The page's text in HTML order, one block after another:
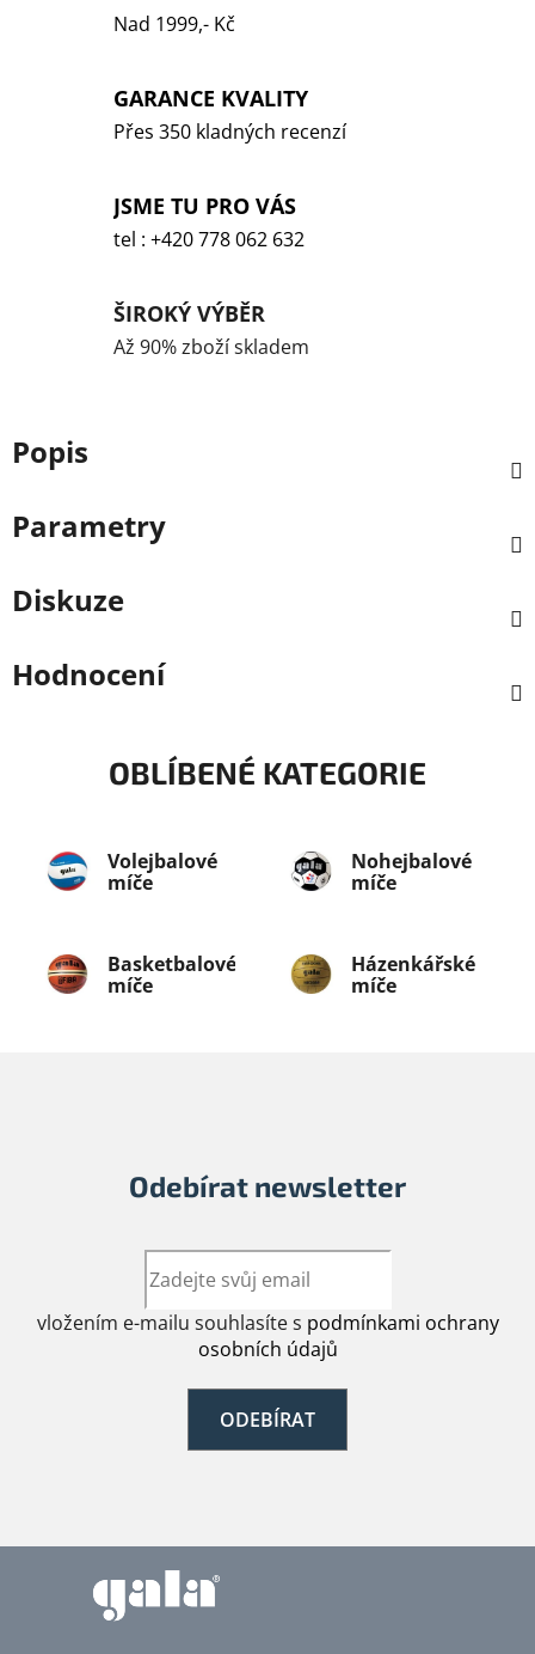
Nad 1999,- Kč
GARANCE KVALITY
Přes 350 kladných recenzí
JSME TU PRO VÁS
tel : +420 778 062 632
ŠIROKÝ VÝBĚR
Až 90% zboží skladem
Popis
Parametry
Diskuze
Hodnocení
OBLÍBENÉ KATEGORIE
Volejbalové
míče
Nohejbalové
míče
Basketbalové
míče
Házenkářské
míče
Odebírat newsletter
vložením e-mailu souhlasíte s podmínkami ochrany
osobních údajů
ODEBÍRAT